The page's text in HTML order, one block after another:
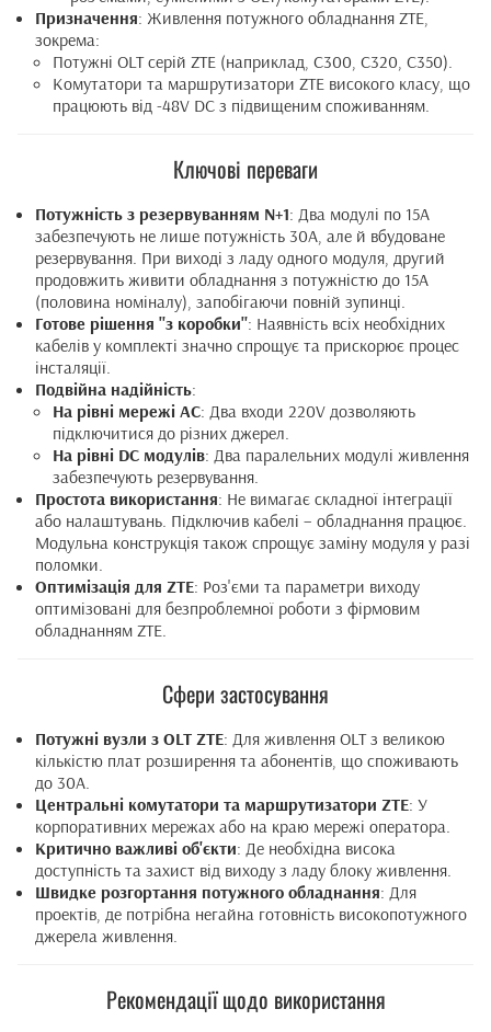
Призначення: Живлення потужного обладнання ZTE,
зокрема:
Потужні OLT серій ZTE (наприклад, C300, C320, C350).
Комутатори та маршрутизатори ZTE високого класу, що
працюють від -48V DC з підвищеним споживанням.
Ключові переваги
Потужність з резервуванням N+1: Два модулі по 15А
забезпечують не лише потужність 30А, але й вбудоване
резервування. При виході з ладу одного модуля, другий
продовжить живити обладнання з потужністю до 15А
(половина номіналу), запобігаючи повній зупинці.
Готове рішення "з коробки": Наявність всіх необхідних
кабелів у комплекті значно спрощує та прискорює процес
інсталяції.
Подвійна надійність:
На рівні мережі AC: Два входи 220V дозволяють
підключитися до різних джерел.
На рівні DC модулів: Два паралельних модулі живлення
забезпечують резервування.
Простота використання: Не вимагає складної інтеграції
або налаштувань. Підключив кабелі – обладнання працює.
Модульна конструкція також спрощує заміну модуля у разі
поломки.
Оптимізація для ZTE: Роз'єми та параметри виходу
оптимізовані для безпроблемної роботи з фірмовим
обладнанням ZTE.
Сфери застосування
Потужні вузли з OLT ZTE: Для живлення OLT з великою
кількістю плат розширення та абонентів, що споживають
до 30А.
Центральні комутатори та маршрутизатори ZTE: У
корпоративних мережах або на краю мережі оператора.
Критично важливі об'єкти: Де необхідна висока
доступність та захист від виходу з ладу блоку живлення.
Швидке розгортання потужного обладнання: Для
проектів, де потрібна негайна готовність високопотужного
джерела живлення.
Рекомендації щодо використання